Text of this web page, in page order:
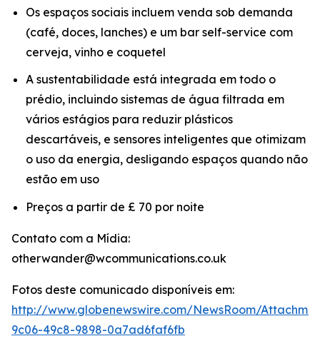
Os espaços sociais incluem venda sob demanda
(café, doces, lanches) e um bar self-service com
cerveja, vinho e coquetel
A sustentabilidade está integrada em todo o
prédio, incluindo sistemas de água filtrada em
vários estágios para reduzir plásticos
descartáveis, e sensores inteligentes que otimizam
o uso da energia, desligando espaços quando não
estão em uso
Preços a partir de £ 70 por noite
Contato com a Mídia:
otherwander@wcommunications.co.uk
Fotos deste comunicado disponíveis em:
http://www.globenewswire.com/NewsRoom/
9c06-49c8-9898-0a7ad6faf6fb